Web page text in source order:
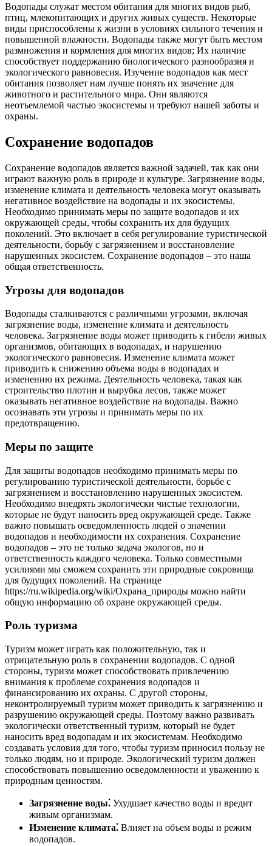
Водопады служат местом обитания для многих видов рыб,
птиц, млекопитающих и других живых существ. Некоторые
виды приспособлены к жизни в условиях сильного течения и
повышенной влажности. Водопады также могут быть местом
размножения и кормления для многих видов; Их наличие
способствует поддержанию биологического разнообразия и
экологического равновесия. Изучение водопадов как мест
обитания позволяет нам лучше понять их значение для
животного и растительного мира. Они являются
неотъемлемой частью экосистемы и требуют нашей заботы и
охраны.
Сохранение водопадов
Сохранение водопадов является важной задачей, так как они
играют важную роль в природе и культуре. Загрязнение воды,
изменение климата и деятельность человека могут оказывать
негативное воздействие на водопады и их экосистемы.
Необходимо принимать меры по защите водопадов и их
окружающей среды, чтобы сохранить их для будущих
поколений. Это включает в себя регулирование туристической
деятельности, борьбу с загрязнением и восстановление
нарушенных экосистем. Сохранение водопадов – это наша
общая ответственность.
Угрозы для водопадов
Водопады сталкиваются с различными угрозами, включая
загрязнение воды, изменение климата и деятельность
человека. Загрязнение воды может приводить к гибели живых
организмов, обитающих в водопадах, и нарушению
экологического равновесия. Изменение климата может
приводить к снижению объема воды в водопадах и
изменению их режима. Деятельность человека, такая как
строительство плотин и вырубка лесов, также может
оказывать негативное воздействие на водопады. Важно
осознавать эти угрозы и принимать меры по их
предотвращению.
Меры по защите
Для защиты водопадов необходимо принимать меры по
регулированию туристической деятельности, борьбе с
загрязнением и восстановлению нарушенных экосистем.
Необходимо внедрять экологически чистые технологии,
которые не будут наносить вред окружающей среде. Также
важно повышать осведомленность людей о значении
водопадов и необходимости их сохранения. Сохранение
водопадов – это не только задача экологов, но и
ответственность каждого человека. Только совместными
усилиями мы сможем сохранить эти природные сокровища
для будущих поколений. На странице
https://ru.wikipedia.org/wiki/Охрана_природы можно найти
общую информацию об охране окружающей среды.
Роль туризма
Туризм может играть как положительную, так и
отрицательную роль в сохранении водопадов. С одной
стороны, туризм может способствовать привлечению
внимания к проблеме сохранения водопадов и
финансированию их охраны. С другой стороны,
неконтролируемый туризм может приводить к загрязнению и
разрушению окружающей среды. Поэтому важно развивать
экологически ответственный туризм, который не будет
наносить вред водопадам и их экосистемам. Необходимо
создавать условия для того, чтобы туризм приносил пользу не
только людям, но и природе. Экологический туризм должен
способствовать повышению осведомленности и уважению к
природным ценностям.
Загрязнение воды⁚ Ухудшает качество воды и вредит
живым организмам.
Изменение климата⁚ Влияет на объем воды и режим
водопадов.